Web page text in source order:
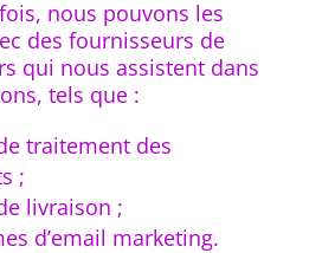
nous pouvons les
des fournisseurs de
qui nous assistent dans
tels que :
traitement des
;
livraison ;
d’email marketing.